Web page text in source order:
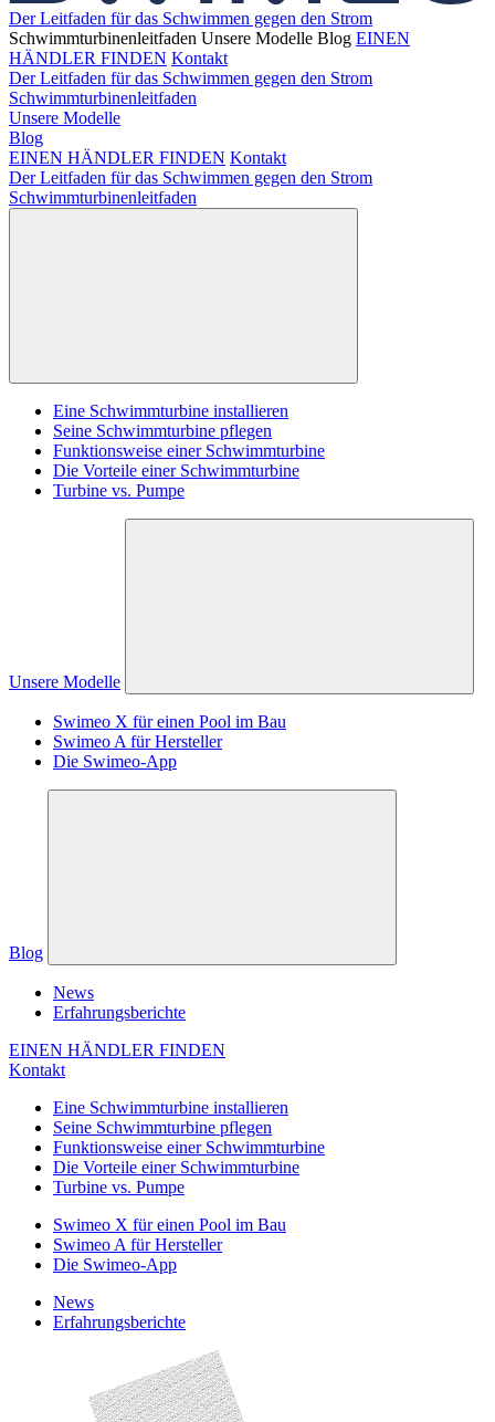
Der Leitfaden für das Schwimmen gegen den Strom
Schwimmturbinenleitfaden Unsere Modelle Blog EINEN
HÄNDLER FINDEN Kontakt
Der Leitfaden für das Schwimmen gegen den Strom
Schwimmturbinenleitfaden
Unsere Modelle
Blog
EINEN HÄNDLER FINDEN Kontakt
Der Leitfaden für das Schwimmen gegen den Strom
Schwimmturbinenleitfaden
Eine Schwimmturbine installieren
Seine Schwimmturbine pflegen
Funktionsweise einer Schwimmturbine
Die Vorteile einer Schwimmturbine
Turbine vs. Pumpe
Unsere Modelle
Swimeo X für einen Pool im Bau
Swimeo A für Hersteller
Die Swimeo-App
Blog
News
Erfahrungsberichte
EINEN HÄNDLER FINDEN
Kontakt
Eine Schwimmturbine installieren
Seine Schwimmturbine pflegen
Funktionsweise einer Schwimmturbine
Die Vorteile einer Schwimmturbine
Turbine vs. Pumpe
Swimeo X für einen Pool im Bau
Swimeo A für Hersteller
Die Swimeo-App
News
Erfahrungsberichte